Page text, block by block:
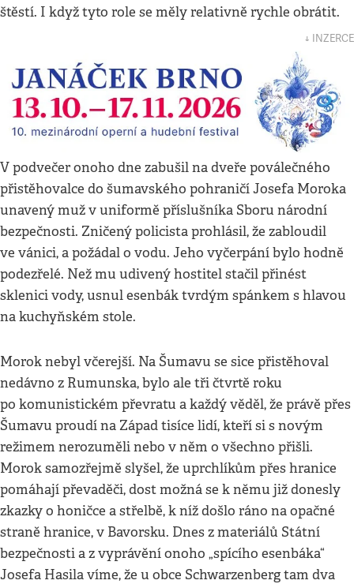
štěstí. I když tyto role se měly relativně rychle obrátit.
↓ INZERCE
V podvečer onoho dne zabušil na dveře poválečného
přistěhovalce do šumavského pohraničí Josefa Moroka
unavený muž v uniformě příslušníka Sboru národní
bezpečnosti. Zničený policista prohlásil, že zabloudil
ve vánici, a požádal o vodu. Jeho vyčerpání bylo hodně
podezřelé. Než mu udivený hostitel stačil přinést
sklenici vody, usnul esenbák tvrdým spánkem s hlavou
na kuchyňském stole.
Morok nebyl včerejší. Na Šumavu se sice přistěhoval
nedávno z Rumunska, bylo ale tři čtvrtě roku
po komunistickém převratu a každý věděl, že právě přes
Šumavu proudí na Západ tisíce lidí, kteří si s novým
režimem nerozuměli nebo v něm o všechno přišli.
Morok samozřejmě slyšel, že uprchlíkům přes hranice
pomáhají převaděči, dost možná se k němu již donesly
zkazky o honičce a střelbě, k níž došlo ráno na opačné
straně hranice, v Bavorsku. Dnes z materiálů Státní
bezpečnosti a z vyprávění onoho „spícího esenbáka“
Josefa Hasila víme, že u obce Schwarzenberg tam dva